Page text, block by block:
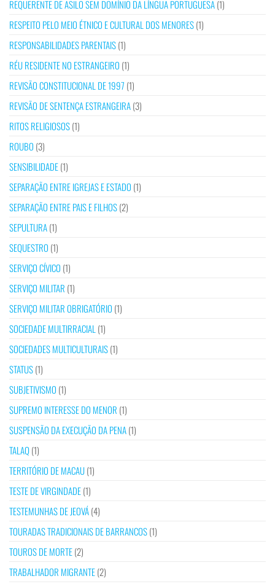
REQUERENTE DE ASILO SEM DOMÍNIO DA LÍNGUA PORTUGUESA(1)
RESPEITO PELO MEIO ÉTNICO E CULTURAL DOS MENORES(1)
RESPONSABILIDADES PARENTAIS(1)
RÉU RESIDENTE NO ESTRANGEIRO (1)
REVISÃO CONSTITUCIONAL DE 1997 (1)
REVISÃO DE SENTENÇA ESTRANGEIRA(3)
RITOS RELIGIOSOS(1)
ROUBO (3)
SENSIBILIDADE(1)
SEPARAÇÃO ENTRE IGREJAS E ESTADO (1)
SEPARAÇÃO ENTRE PAIS E FILHOS(2)
SEPULTURA(1)
SEQUESTRO (1)
SERVIÇO CÍVICO (1)
SERVIÇO MILITAR (1)
SERVIÇO MILITAR OBRIGATÓRIO (1)
SOCIEDADE MULTIRRACIAL (1)
SOCIEDADES MULTICULTURAIS(1)
STATUS(1)
SUBJETIVISMO (1)
SUPREMO INTERESSE DO MENOR (1)
SUSPENSÃO DA EXECUÇÃO DA PENA(1)
TALAQ(1)
TERRITÓRIO DE MACAU(1)
TESTE DE VIRGINDADE(1)
TESTEMUNHAS DE JEOVÁ(4)
TOURADAS TRADICIONAIS DE BARRANCOS(1)
TOUROS DE MORTE(2)
TRABALHADOR MIGRANTE(2)